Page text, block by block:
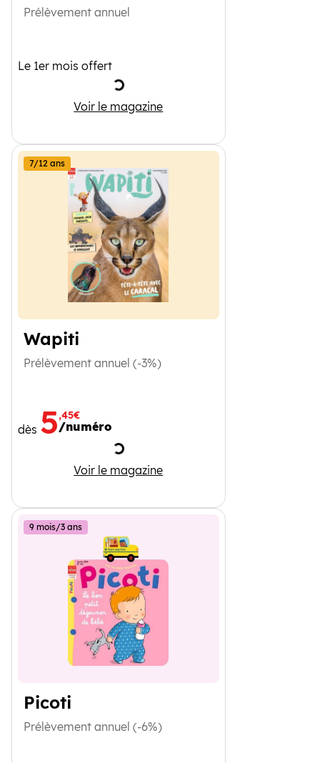
Prélèvement annuel
Le 1er mois offert
Chargement
Voir le magazineBayaM, la plateforme des enfants
Wapiti
7/12 ans
Prélèvement annuel (-3%)
dès 5,45€
/numéro
Chargement
Voir le magazine
Wapiti
Picoti
9 mois/3 ans
Prélèvement annuel (-6%)